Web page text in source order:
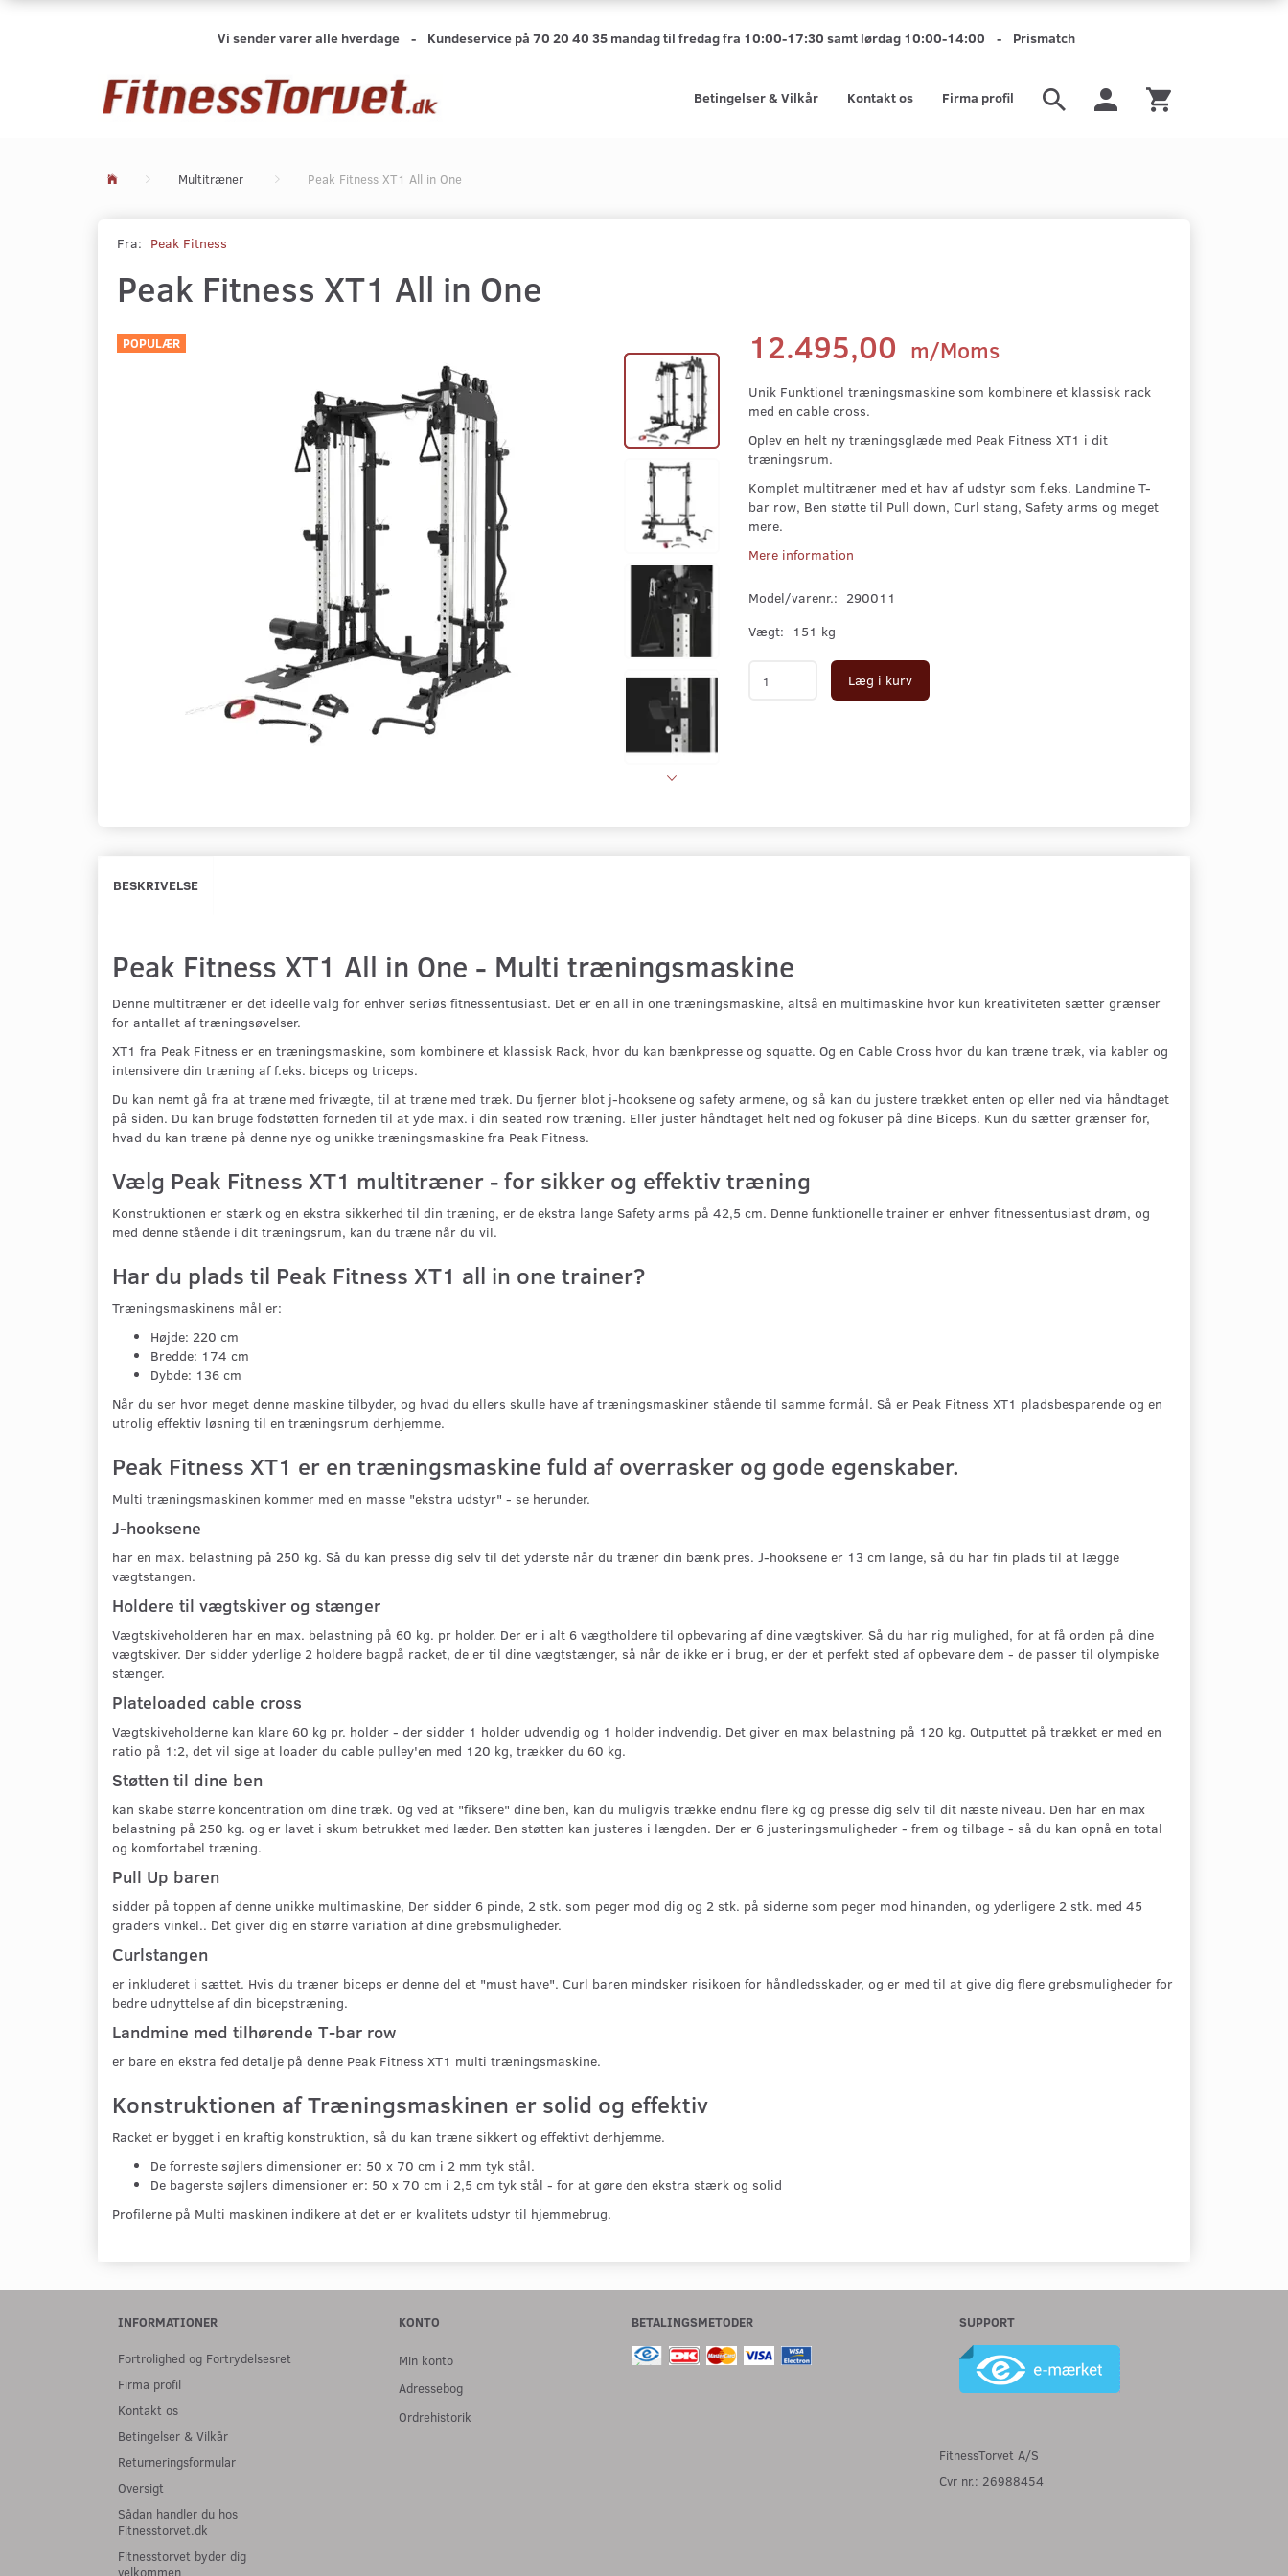
Vi sender varer alle hverdage - Kundeservice på 70 20 40 35 mandag til fredag fra 10:00-17:30 samt lørdag 10:00-14:00 - Prismatch
Firma profil
Kontakt os
Betingelser & Vilkår
Multitræner Peak Fitness XT1 All in One
Fra: Peak Fitness
Peak Fitness XT1 All in One
POPULÆR 12.495,00 m/Moms
Unik Funktionel træningsmaskine som kombinere et klassisk rack
med en cable cross.
Oplev en helt ny træningsglæde med Peak Fitness XT1 i dit
træningsrum.
Komplet multitræner med et hav af udstyr som f.eks. Landmine T-
bar row, Ben støtte til Pull down, Curl stang, Safety arms og meget
mere.
Mere information
Model/varenr.: 290011
Vægt:
151 kg
Læg i kurv
BESKRIVELSE
Peak Fitness XT1 All in One - Multi træningsmaskine
Denne multitræner er det ideelle valg for enhver seriøs fitnessentusiast. Det er en all in one træningsmaskine, altså en multimaskine hvor kun kreativiteten sætter grænser
for antallet af træningsøvelser.
XT1 fra Peak Fitness er en træningsmaskine, som kombinere et klassisk Rack, hvor du kan bænkpresse og squatte. Og en Cable Cross hvor du kan træne træk, via kabler og
intensivere din træning af f.eks. biceps og triceps.
Du kan nemt gå fra at træne med frivægte, til at træne med træk. Du fjerner blot j-hooksene og safety armene, og så kan du justere trækket enten op eller ned via håndtaget
på siden. Du kan bruge fodstøtten forneden til at yde max. i din seated row træning. Eller juster håndtaget helt ned og fokuser på dine Biceps. Kun du sætter grænser for,
hvad du kan træne på denne nye og unikke træningsmaskine fra Peak Fitness.
Vælg Peak Fitness XT1 multitræner - for sikker og effektiv træning
Konstruktionen er stærk og en ekstra sikkerhed til din træning, er de ekstra lange Safety arms på 42,5 cm. Denne funktionelle trainer er enhver fitnessentusiast drøm, og
med denne stående i dit træningsrum, kan du træne når du vil.
Har du plads til Peak Fitness XT1 all in one trainer?
Træningsmaskinens mål er:
Højde: 220 cm
Bredde: 174 cm
Dybde: 136 cm
Når du ser hvor meget denne maskine tilbyder, og hvad du ellers skulle have af træningsmaskiner stående til samme formål. Så er Peak Fitness XT1 pladsbesparende og en
utrolig effektiv løsning til en træningsrum derhjemme.
Peak Fitness XT1 er en træningsmaskine fuld af overrasker og gode egenskaber.
Multi træningsmaskinen kommer med en masse "ekstra udstyr" - se herunder.
J-hooksene
har en max. belastning på 250 kg. Så du kan presse dig selv til det yderste når du træner din bænk pres. J-hooksene er 13 cm lange, så du har fin plads til at lægge
vægtstangen.
Holdere til vægtskiver og stænger
Vægtskiveholderen har en max. belastning på 60 kg. pr holder. Der er i alt 6 vægtholdere til opbevaring af dine vægtskiver. Så du har rig mulighed, for at få orden på dine
vægtskiver. Der sidder yderlige 2 holdere bagpå racket, de er til dine vægtstænger, så når de ikke er i brug, er der et perfekt sted af opbevare dem - de passer til olympiske
stænger.
Plateloaded cable cross
Vægtskiveholderne kan klare 60 kg pr. holder - der sidder 1 holder udvendig og 1 holder indvendig. Det giver en max belastning på 120 kg. Outputtet på trækket er med en
ratio på 1:2, det vil sige at loader du cable pulley'en med 120 kg, trækker du 60 kg.
Støtten til dine ben
kan skabe større koncentration om dine træk. Og ved at "fiksere" dine ben, kan du muligvis trække endnu flere kg og presse dig selv til dit næste niveau. Den har en max
belastning på 250 kg. og er lavet i skum betrukket med læder. Ben støtten kan justeres i længden. Der er 6 justeringsmuligheder - frem og tilbage - så du kan opnå en total
og komfortabel træning.
Pull Up baren
sidder på toppen af denne unikke multimaskine, Der sidder 6 pinde, 2 stk. som peger mod dig og 2 stk. på siderne som peger mod hinanden, og yderligere 2 stk. med 45
graders vinkel.. Det giver dig en større variation af dine grebsmuligheder.
Curlstangen
er inkluderet i sættet. Hvis du træner biceps er denne del et "must have". Curl baren mindsker risikoen for håndledsskader, og er med til at give dig flere grebsmuligheder for
bedre udnyttelse af din bicepstræning.
Landmine med tilhørende T-bar row
er bare en ekstra fed detalje på denne Peak Fitness XT1 multi træningsmaskine.
Konstruktionen af Træningsmaskinen er solid og effektiv
Racket er bygget i en kraftig konstruktion, så du kan træne sikkert og effektivt derhjemme.
De forreste søjlers dimensioner er: 50 x 70 cm i 2 mm tyk stål.
De bagerste søjlers dimensioner er: 50 x 70 cm i 2,5 cm tyk stål - for at gøre den ekstra stærk og solid
Profilerne på Multi maskinen indikere at det er er kvalitets udstyr til hjemmebrug.
INFORMATIONER
Fortrolighed og Fortrydelsesret
Firma profil
Kontakt os
Betingelser & Vilkår
Returneringsformular
Oversigt
Sådan handler du hos
Fitnesstorvet.dk
Fitnesstorvet byder dig
velkommen
KONTO
Min konto
Adressebog
Ordrehistorik
BETALINGSMETODER SUPPORT
FitnessTorvet A/S
Cvr nr.: 26988454